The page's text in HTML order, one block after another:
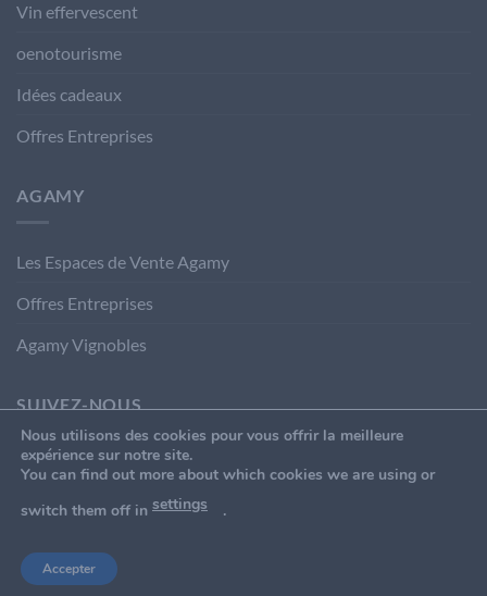
Vin effervescent
oenotourisme
Idées cadeaux
Offres Entreprises
AGAMY
Les Espaces de Vente Agamy
Offres Entreprises
Agamy Vignobles
SUIVEZ-NOUS
Nous utilisons des cookies pour vous offrir la meilleure
expérience sur notre site.
You can find out more about which cookies we are using or
switch them off in settings .
Accepter